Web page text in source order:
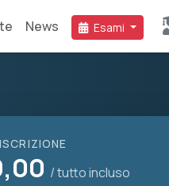
News Esami
/ tutto incluso